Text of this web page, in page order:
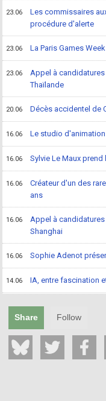
23.06
Les commissaires
procédure d'alerte
23.06 La Paris Games
23.06
Appel à candidatures
Thaïlande
20.06 Décès accidentel de
16.06 Le studio
16.06 Sylvie Le Maux prend
16.06
Créateur d'un des
ans
16.06
Appel à candidatures
Shanghai
16.06 Sophie Adenot
14.06 IA, entre fascination
Share Follow